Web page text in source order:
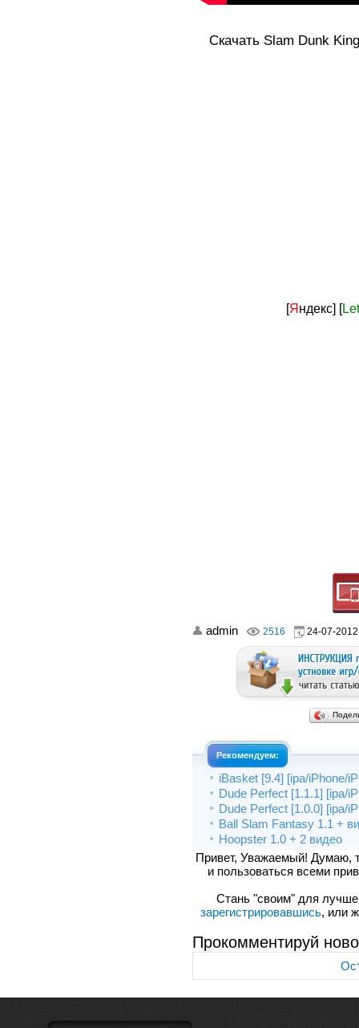
Скачать Slam Dunk
[Яндекс] [Let
admin 2516 24-07-
Рекомендуем:
iBasket [9.4] [ipa/iPhone/
Dude Perfect [1.1.1] [ipa/
Dude Perfect [1.0.0] [ipa/
Ball Slam Fantasy 1.1 +
Hoopster 1.0 + 2 видео
Привет, Уважаемый! Думаю,
и пользоваться всеми
Стань "своим" для
зарегистрировавшись, или
Прокомментируй